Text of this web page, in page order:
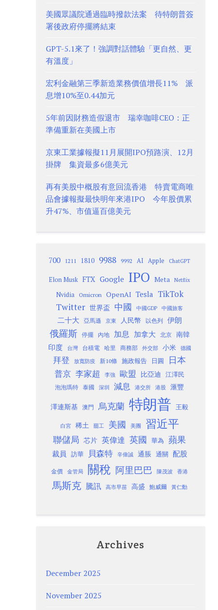
美國眾議院通過臨時撥款法案 待特朗普簽
署後政府停擺將結束
GPT-5.1來了！強調對話體驗「更自然、更
有溫度」
宏利金融第三季新造業務價值增長11% 派
息增10%至0.44加元
5年前因財務造假退市 瑞幸咖啡CEO：正
準備重新在美國上市
京東工業據報擬11月展開IPO預路演、12月
掛牌 集資最多6億美元
再有美股中概股有意回流香港 特賣電商唯
品會據報擬最快明年來港IPO 今年股價累
升47%、市值逼百億美元
700 1211 1810 9988 9992 AI Apple ChatGPT
Elon Musk FTX Google IPO Meta Netflix
Nvidia Omicron OpenAI Tesla TikTok
Twitter 世界盃 中國 中國GDP 中國旅客
二十大 亞馬遜 京東 人民幣 以色列 伊朗
俄羅斯 停擺 內地 加息 加拿大 北京
南韓
印度
台灣 台積電 哈里 商務部 外交部 小米 德國
拜登 放寬防疫 新10條 施政報告 日圓 日本
普京 李家超 李強 歐盟 比亞迪 江澤民
泡泡瑪特 泰國 深圳 減息 港交所 港股 滙豐
澤連斯基 澳門 烏克蘭 特朗普 王毅
白宮 稀土 罷工 美國 美團 習近平
聯儲局 芯片 英偉達 英國 華為 蘋果
裁員 訪華 貝森特 辛偉誠 通脹 通關 配股
金價 金管局 關稅 阿里巴巴 陳茂波 香港
馬斯克 騰訊 高市早苗 高盛 鮑威爾 黃仁勳
Archives
December 2025
November 2025